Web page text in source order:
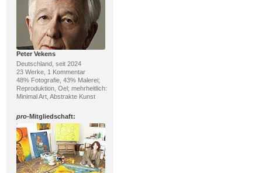
Peter Vekens
Deutschland, seit 2024
23 Werke, 1 Kommentar
48% Fotografie, 43% Malerei;
Reproduktion, Oel; mehrheitlich:
Minimal Art, Abstrakte Kunst
pro-Mitgliedschaft: